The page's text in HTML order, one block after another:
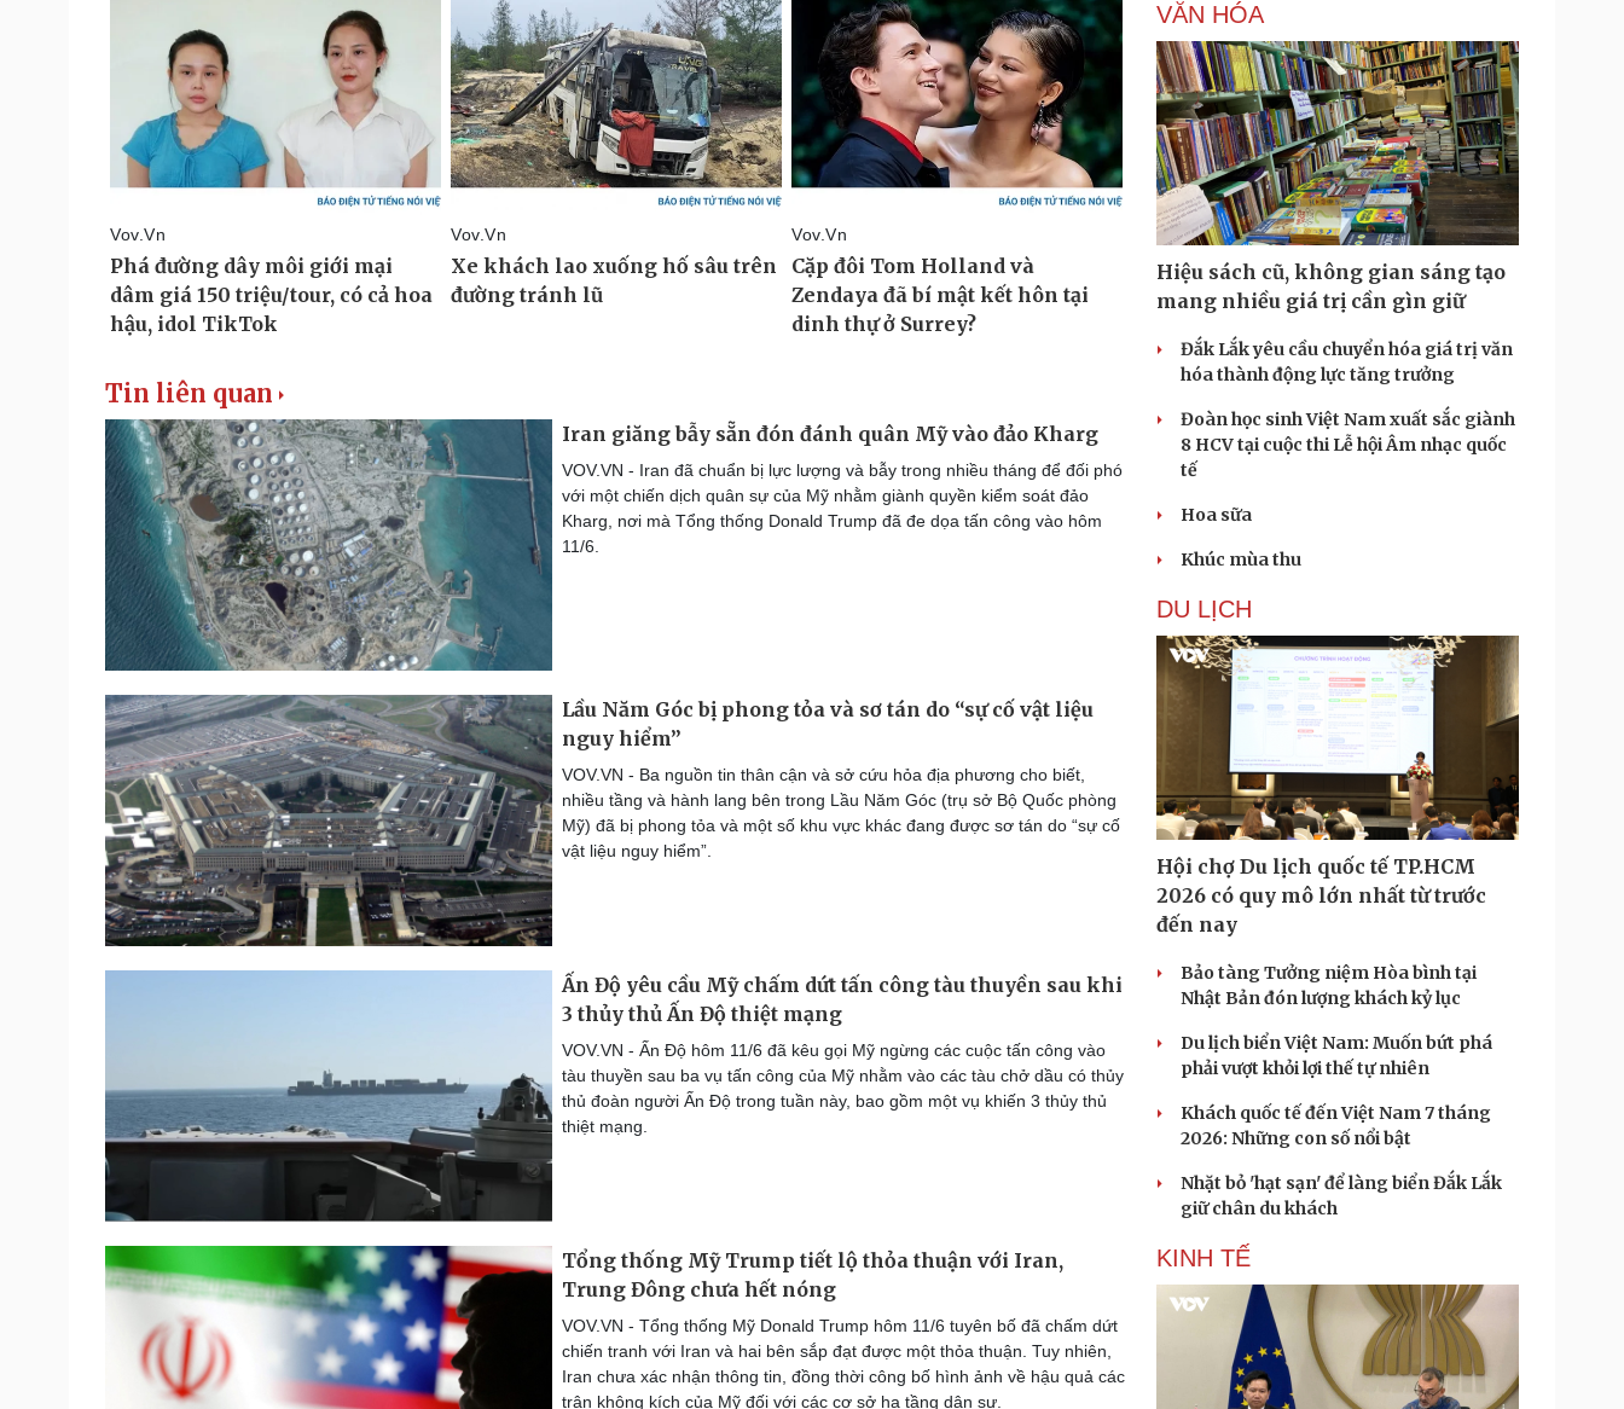
Tin liên quan
Iran giăng bẫy sẵn đón đánh quân Mỹ vào đảo Kharg
VOV.VN - Iran đã chuẩn bị lực lượng và bẫy trong nhiều tháng để đối phó
với một chiến dịch quân sự của Mỹ nhằm giành quyền kiểm soát đảo
Kharg, nơi mà Tổng thống Donald Trump đã đe dọa tấn công vào hôm
11/6.
Lầu Năm Góc bị phong tỏa và sơ tán do “sự cố vật liệu
nguy hiểm”
VOV.VN - Ba nguồn tin thân cận và sở cứu hỏa địa phương cho biết,
nhiều tầng và hành lang bên trong Lầu Năm Góc (trụ sở Bộ Quốc phòng
Mỹ) đã bị phong tỏa và một số khu vực khác đang được sơ tán do “sự cố
vật liệu nguy hiểm”.
Ấn Độ yêu cầu Mỹ chấm dứt tấn công tàu thuyền sau khi
3 thủy thủ Ấn Độ thiệt mạng
VOV.VN - Ấn Độ hôm 11/6 đã kêu gọi Mỹ ngừng các cuộc tấn công vào
tàu thuyền sau ba vụ tấn công của Mỹ nhằm vào các tàu chở dầu có thủy
thủ đoàn người Ấn Độ trong tuần này, bao gồm một vụ khiến 3 thủy thủ
thiệt mạng.
Tổng thống Mỹ Trump tiết lộ thỏa thuận với Iran,
Trung Đông chưa hết nóng
VOV.VN - Tổng thống Mỹ Donald Trump hôm 11/6 tuyên bố đã chấm dứt
chiến tranh với Iran và hai bên sắp đạt được một thỏa thuận. Tuy nhiên,
Iran chưa xác nhận thông tin, đồng thời công bố hình ảnh về hậu quả các
trận không kích của Mỹ đối với các cơ sở hạ tầng dân sự.
VĂN HÓA
Hiệu sách cũ, không gian sáng tạo
mang nhiều giá trị cần gìn giữ
Đắk Lắk yêu cầu chuyển hóa giá trị văn
hóa thành động lực tăng trưởng
Đoàn học sinh Việt Nam xuất sắc giành
8 HCV tại cuộc thi Lễ hội Âm nhạc quốc
tế
Hoa sữa
Khúc mùa thu
DU LỊCH
Hội chợ Du lịch quốc tế TP.HCM
2026 có quy mô lớn nhất từ trước
đến nay
Bảo tàng Tưởng niệm Hòa bình tại
Nhật Bản đón lượng khách kỷ lục
Du lịch biển Việt Nam: Muốn bứt phá
phải vượt khỏi lợi thế tự nhiên
Khách quốc tế đến Việt Nam 7 tháng
2026: Những con số nổi bật
Nhặt bỏ 'hạt sạn' để làng biển Đắk Lắk
giữ chân du khách
KINH TẾ